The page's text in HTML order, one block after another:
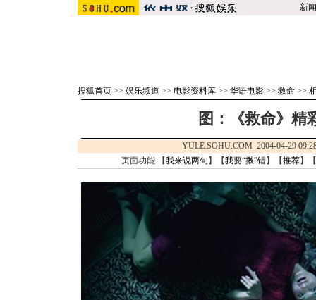
新闻
搜狐首页 >> 娱乐频道 >> 电影资料库 >> 华语电影 >> 救命 >>
图：《救命》精
YULE.SOHU.COM 2004-04-29
页面功能 【我来说两句 】【我要“揪”错】【推荐】